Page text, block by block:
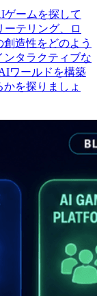
ゲームを探して
テリング、ロ
造性をどのよう
ンタラクティブな
ワールドを構築
を探りましょ